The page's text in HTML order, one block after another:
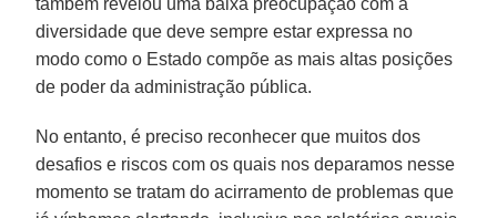
diversidade que deve sempre estar expressa no
modo como o Estado compõe as mais altas posições
de poder da administração pública.
No entanto, é preciso reconhecer que muitos dos
desafios e riscos com os quais nos deparamos nesse
momento se tratam do acirramento de problemas que